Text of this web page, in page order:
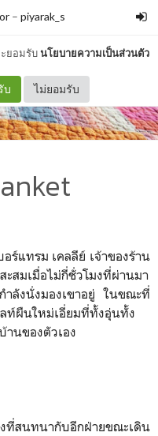
ยอมรับนโยบายความเป็นส่วนตัว
บ ไม่ยอมรับ
– piyarak_s
ร์แทรม เคลลีย์ เจ้าของร้าน
สมเมื่อไม่กี่ชั่วโมงที่ผ่านมา
ลังนั่งมองเขาอยู่ ในขณะที่
ท์ผืนใหม่เอี่ยมที่ทั้งอุ่นทั้ง
านของตัวเอง
ที่สนทนากับอีกฝ่ายขณะเดิน